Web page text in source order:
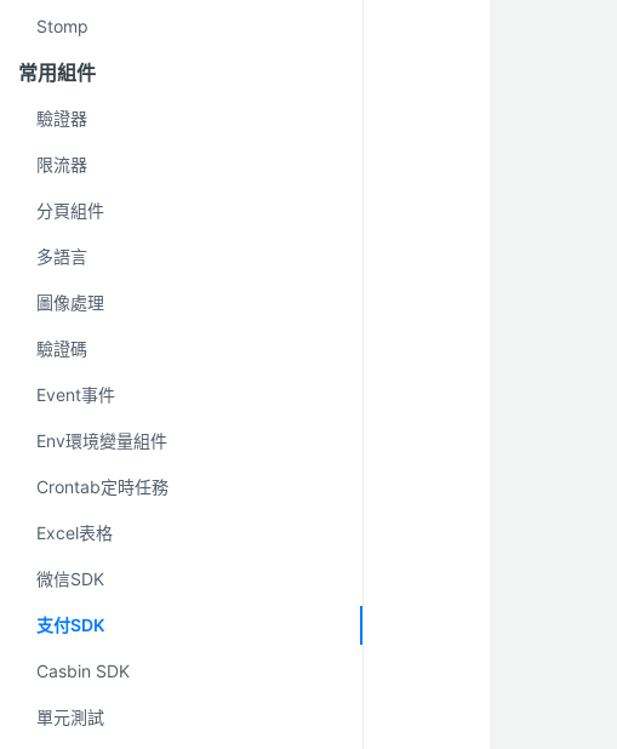
Stomp
常用組件
驗證器
限流器
分頁組件
多語言
圖像處理
驗證碼
Event事件
Env環境變量組件
Crontab定時任務
Excel表格
微信SDK
支付SDK
Casbin SDK
單元測試